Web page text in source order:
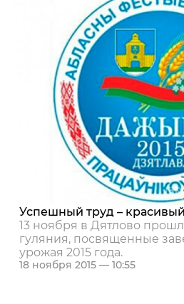
Успешный труд –
13 ноября в Дятлово
гуляния, посвященные
урожая 2015 года.
18 ноября 2015 — 10:55